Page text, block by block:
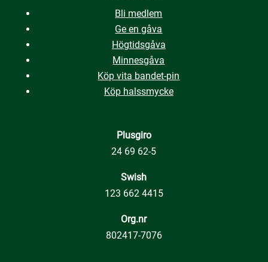
Bli medlem
Ge en gåva
Högtidsgåva
Minnesgåva
Köp vita bandet-pin
Köp halssmycke
Plusgiro
24 69 62-5
Swish
123 662 4415
Org.nr
802417-7076